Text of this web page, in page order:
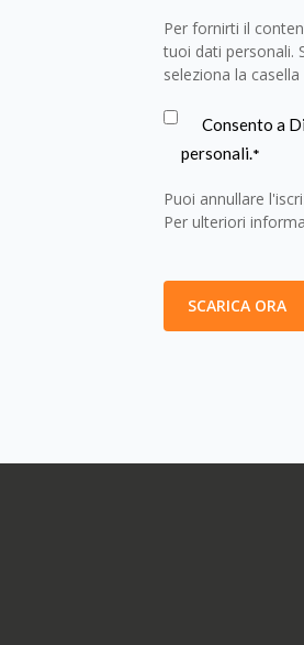
Per fornirti il
tuoi dati personali.
seleziona la
Consento a
personali.*
Puoi annullare
Per ulteriori